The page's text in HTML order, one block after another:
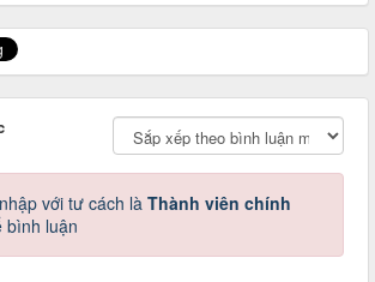
với tư cách làThành viên chính
bình luận